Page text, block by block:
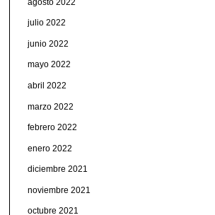
julio 2022
junio 2022
mayo 2022
abril 2022
marzo 2022
febrero 2022
enero 2022
diciembre 2021
noviembre 2021
octubre 2021